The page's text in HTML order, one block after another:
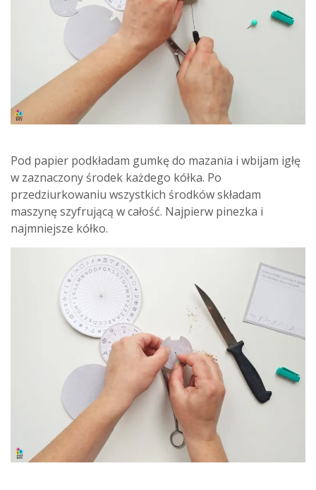
Pod papier podkładam gumkę do mazania i wbijam igłę
w zaznaczony środek każdego kółka. Po
przedziurkowaniu wszystkich środków składam
maszynę szyfrującą w całość. Najpierw pinezka i
najmniejsze kółko.